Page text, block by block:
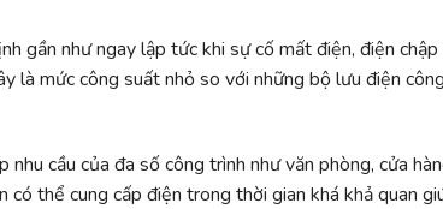
gần như ngay lập tức khi sự cố mất điện, điện chập
là mức công suất nhỏ so với những bộ lưu điện
nhu cầu của đa số công trình như văn phòng, cửa
thể cung cấp điện trong thời gian khá khả quan